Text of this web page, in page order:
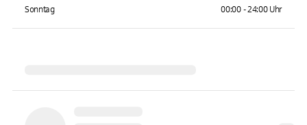
Sonntag 00:00 - 24:00 Uhr